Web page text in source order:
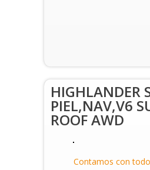
HIGHLANDER
PIEL,NAV,V6
ROOF AWD
Contamos con